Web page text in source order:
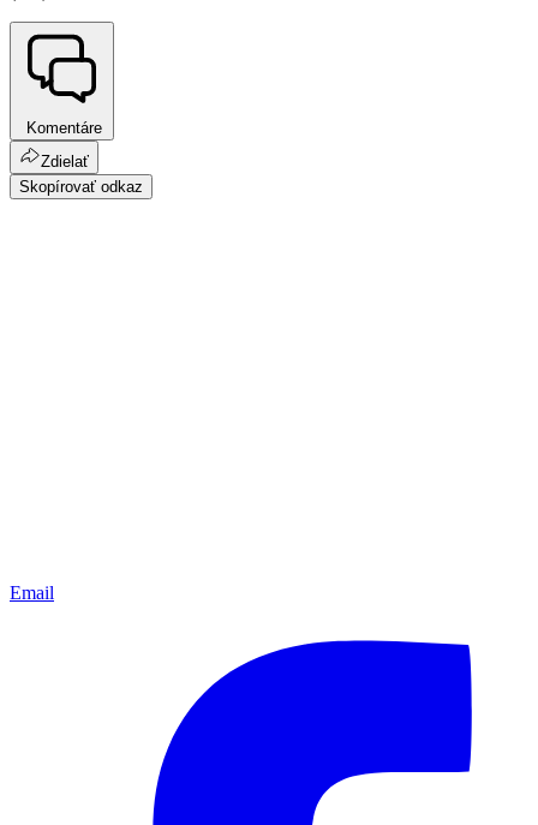
Komentáre
Zdielať
Skopírovať odkaz
Email